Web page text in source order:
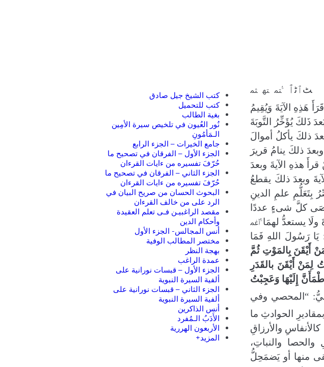
ﭧﭐﭨﭐﳣ ﳤ ﳥ
هَذِهِ الآيَةَ وَيُقِيمُ
ذَلكَ يُؤَخِّرُ التَّوبَةَ
ذلكَ يأكلُ أموالَ
ذلكَ ينامُ قريرَ
هذهِ الآيةَ وبعدَ
وبعدَ ذلكَ يقطعُ
بِتَعَلُّمِ علمِ الدينِ
كلَّ شىءٍ عددًا
يستعدُّ لهمَاﱡﭐﲽ
رَسُولَ اللهِ فَمَا
أَيْقَنَ بِالمَوْتِ ثُمَّ
أَيْقَنَ بالقَدَرِ
إِلَيْهَا وَعَجِبْتُ
“المحصي وفي
الحوادثِ ما
والأرزاقِ
والنباتِ،
منها أو يَضمَحِلُّ
كتب الشيخ جيل صادق
كتب للتحميل
بغية الطالب
نُور العُيون في تلخيص سيرة الأمِين
الـمَأمُونِ
جامع الخيرات – الجزء الرابع
الجزء الأول – الفرقان في تصحيح ما
حُرّفَ تفسيره من ءايات القرءان
الجزء الثاني – الفرقان في تصحيح ما
حُرّفَ تفسيره من ءايات القرءان
البحوث الحسان من صريح البيان في
الرد على من خالف القرءان
مقصد الراغبيـن فـى تعلم العقيدة
وأحكام الدين
أنس المجالس- الجزء الأول
مختصر المطالب الوفية
بهجة النظر
عمدة الراغب
الجزء الأول – قبسات نورانية على
ألفية السيرة النبوية
الجزء الثاني – قبسات نورانية على
ألفية السيرة النبوية
أنس الذاكرين
الأَدَبُ الـمُفرد
الأربعون الهررية
المزيد+